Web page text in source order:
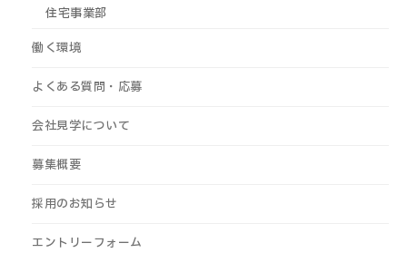
住宅事業部
働く環境
よくある質問・応募
会社見学について
募集概要
採用のお知らせ
エントリーフォーム